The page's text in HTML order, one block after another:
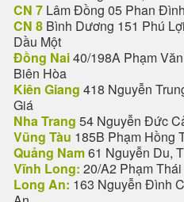
CN 7 Lâm Đồng 05 Phan
CN 8 Bình Dương 151 Phú
Dầu Một
Đồng Nai40/198A Phạm
Biên Hòa
Kiên Giang 418 Nguyễn
Giá
Nha Trang 54 Nguyễn Đức
Vũng Tàu 185B Phạm Hồng
Quảng Nam61 Nguyễn Du,
Vĩnh Long: 20/A2 Phạm
Long An: 163 Nguyễn Đình